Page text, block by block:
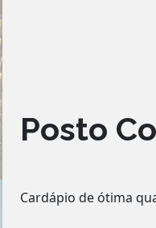
Posto
Cardápio de ótima